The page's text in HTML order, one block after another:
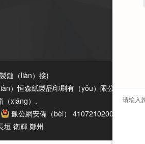
鏈（liàn）接)
）恒森紙製品印刷有（yǒu）限公司承接
（xiāng）.
豫公網安備（bèi） 41072102000813號
垣 衛輝 鄭州